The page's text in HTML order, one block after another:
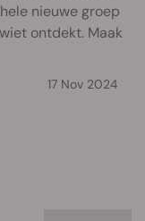
nieuwe groep
ontdekt. Maak
17 Nov 2024